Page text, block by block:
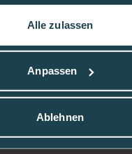
Alle zulassen
Anpassen
Ablehnen
No Sugar
,zzgl.Versandkosten